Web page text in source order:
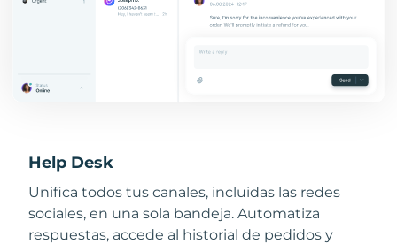
Help Desk
Unifica todos tus canales, incluidas las redes
sociales, en una sola bandeja. Automatiza
respuestas, accede al historial de pedidos y